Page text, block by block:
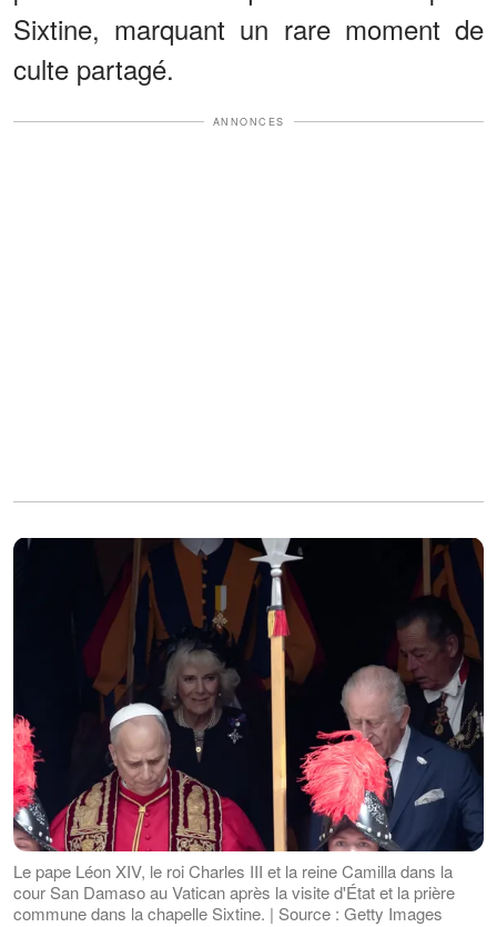
Sixtine, marquant un rare moment de
culte partagé.
ANNONCES
Le pape Léon XIV, le roi Charles III et la reine Camilla dans la
cour San Damaso au Vatican après la visite d'État et la prière
commune dans la chapelle Sixtine. | Source : Getty Images